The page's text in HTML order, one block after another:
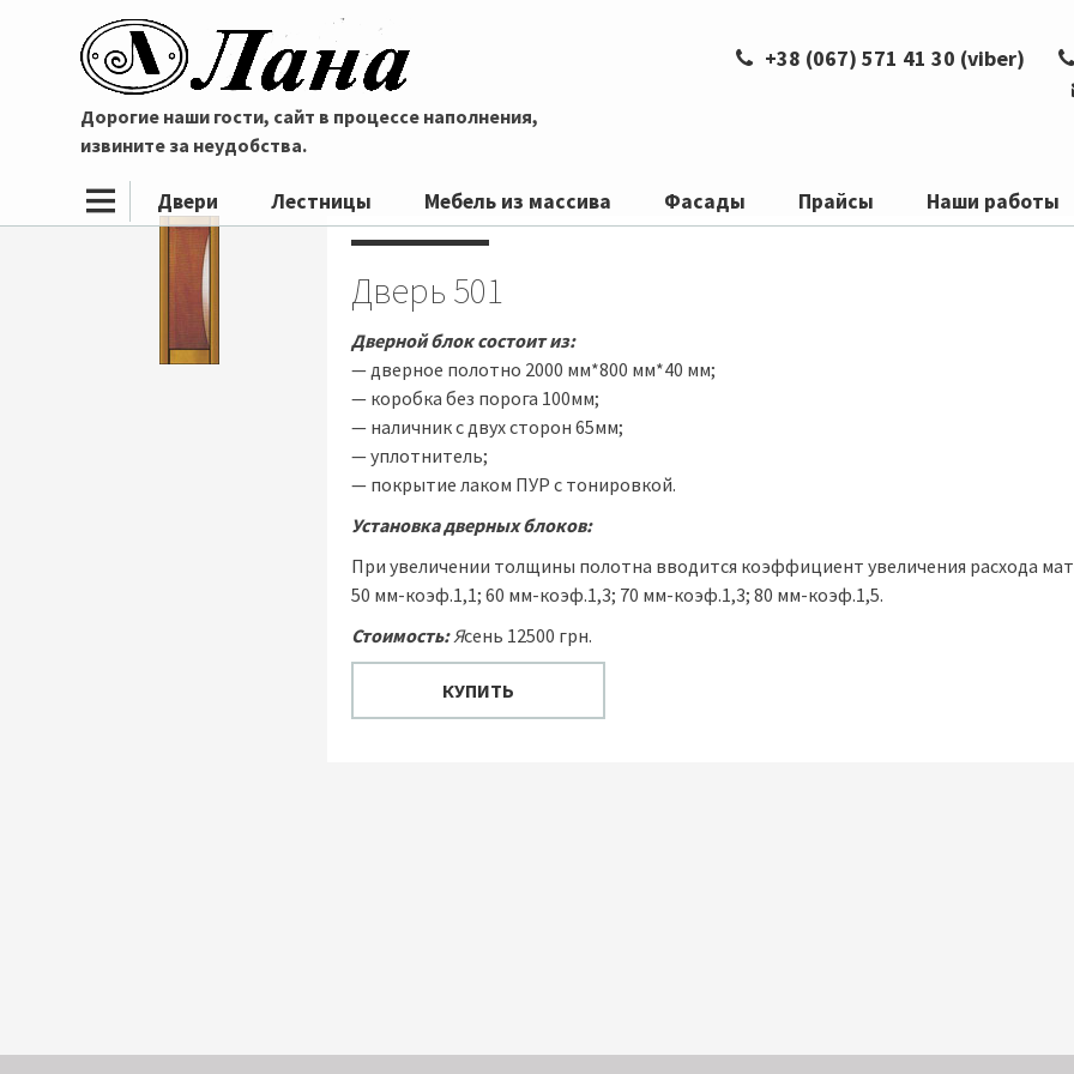
Дорогие наши гости, сайт в процессе наполнения,
извините за неудобства.
+38 (067) 571 41 30 (viber)
Двери Лестницы Мебель из массива Фасады Прайсы Наши работы
Дверь 501
Дверной блок состоит из:
— дверное полотно 2000 мм*800 мм*40 мм;
— коробка без порога 100мм;
— наличник с двух сторон 65мм;
— уплотнитель;
— покрытие лаком ПУР с тонировкой.
Установка дверных блоков:
При увеличении толщины полотна вводится коэффициент увеличения расхода
50 мм-коэф.1,1; 60 мм-коэф.1,3; 70 мм-коэф.1,3; 80 мм-коэф.1,5.
Стоимость:Ясень 12500 грн.
КУПИТЬ